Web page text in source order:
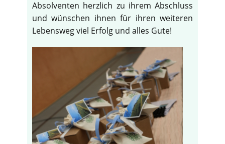
Absolventen herzlich zu ihrem Abschluss
und wünschen ihnen für ihren weiteren
Lebensweg viel Erfolg und alles Gute!